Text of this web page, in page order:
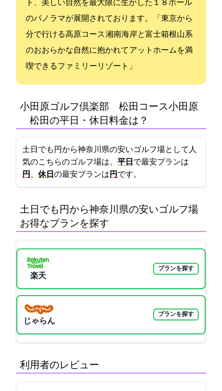
ト、美しい自然を最大限に生かした１８ホール
のパノラマが展開されております。 「東京I.Cから55
分で行ける高原コース 湘南海岸と富士箱根山系
のおおらかな自然に抱かれて アットホームを満
喫できるファミリーリゾート」
小田原ゴルフ倶楽部 松田コース(小田原
GC 松田C)の平日・休日料金は？
土日でも4655円から!神奈川県の安いゴルフ場として人
気のこちらのゴルフ場は、 平日 で最安プランは
円 、 休日 の最安プランは 6200円 です。
土日でも4655円から!神奈川県の安いゴルフ場:
お得なプランを探す
楽天GORA
プランを探す
じゃらん
プランを探す
利用者のレビュー